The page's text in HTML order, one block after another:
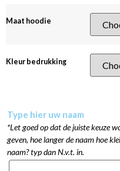
Maat hoodie
Kleur bedrukking
Type hier uw naam
*Let goed op dat de juiste keuze
geven, hoe langer de naam hoe
naam? typ dan N.v.t. in.